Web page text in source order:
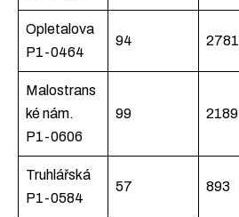
Opletalova
P1-0464
94 2781
Malostrans
ké nám.
P1-0606
99 2189
Truhlářská
P1-0584
57 893